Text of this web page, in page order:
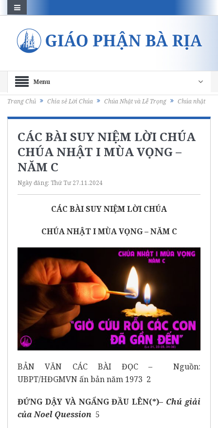
Menu
Trang Chủ Chia sẻ Lời Chúa Chúa Nhật và Lễ Trọng Chúa nhật
CÁC BÀI SUY NIỆM LỜI CHÚA
CHÚA NHẬT I MÙA VỌNG –
NĂM C
Ngày đăng: Thứ Tư 27.11.2024
CÁC BÀI SUY NIỆM LỜI CHÚA
CHÚA NHẬT I MÙA VỌNG – NĂM C
BẢN VĂN CÁC BÀI ĐỌC – Nguồn:
UBPT/HĐGMVN ấn bản năm 1973 2
ĐỨNG DẬY VÀ NGẨNG ĐẦU LÊN(*)– Chú giải
của Noel Quession 5